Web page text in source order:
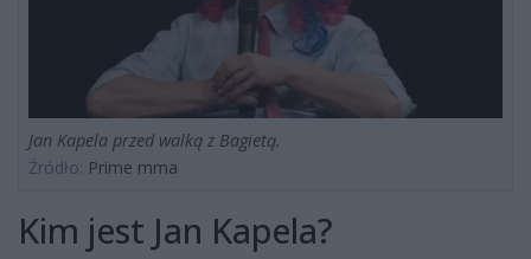
Jan Kapela przed walką z Bagietą.
Źródło: Prime mma
Kim jest Jan Kapela?